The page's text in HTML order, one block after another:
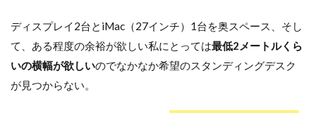
ディスプレイ2台とiMac（27インチ）1台を奥スペース、そし
て、ある程度の余裕が欲しい私にとっては最低2メートルくら
いの横幅が欲しいのでなかなか希望のスタンディングデスク
が見つからない。